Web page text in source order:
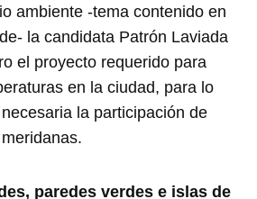
ambiente -tema contenido en
la candidata Patrón Laviada
el proyecto requerido para
en la ciudad, para lo
la participación de
paredes verdes e islas de